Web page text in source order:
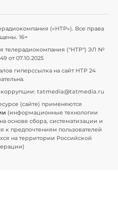
(«НТР»). Все права
16+
телерадиокомпания ("НТР") ЭЛ №
от 07.10.2025
гиперссылка на сайт НТР 24
коррупции: tatmedia@tatmedia.ru
(сайте) применяются
(информационные технологии
основе сбора, систематизации и
к предпочтениям пользователей
на территории Российской